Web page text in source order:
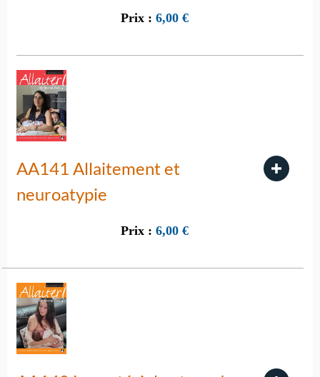
Prix : 6,00 €
AA141 Allaitement et
neuroatypie
Prix : 6,00 €